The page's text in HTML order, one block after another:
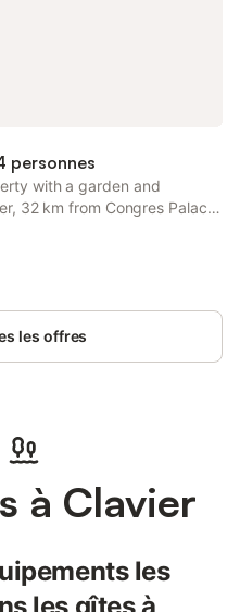
personnes
with a garden and
32 km from Congres Palace,
from Jehay-Bodegnée
les offres
à Clavier
les